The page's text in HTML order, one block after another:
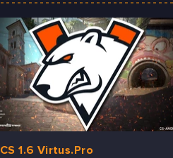
CS 1.6 Virtus.Pro